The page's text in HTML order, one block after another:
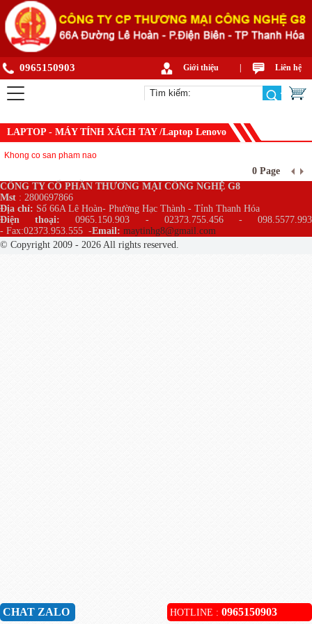
0965150903 Giới thiệu Liên hệ
LAPTOP - MÁY TÍNH XÁCH TAY /Laptop Lenovo
Khong co san pham nao
0 Page
CÔNG TY CỔ PHẦN THƯƠNG MẠI CÔNG NGHỆ G8
Mst : 2800697866
Địa chỉ: Số 66A Lê Hoàn- Phường Hạc Thành - Tỉnh Thanh Hóa
Điện thoại: 0965.150.903 - 02373.755.456 - 098.5577.993
- Fax:02373.953.555 -Email: maytinhg8@gmail.com
© Copyright 2009 - 2026 All rights reserved.
CHAT ZALO HOTLINE : 0965150903